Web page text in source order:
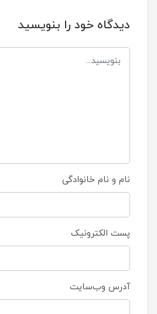
دیدگاه خود را بنویسید
نام و نام خانوادگی
پست الکترونیک
آدرس وب‌سایت